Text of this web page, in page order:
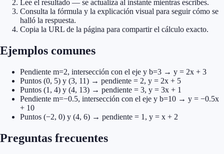
Lee el resultado — se actualiza al instante mientras escribes.
Consulta la fórmula y la explicación visual para seguir cómo se
halló la respuesta.
Copia la URL de la página para compartir el cálculo exacto.
Ejemplos comunes
Pendiente m=2, intersección con el eje y b=3 → y = 2x + 3
Puntos (0, 5) y (3, 11) → pendiente = 2, y = 2x + 5
Puntos (1, 4) y (4, 13) → pendiente = 3, y = 3x + 1
Pendiente m=−0.5, intersección con el eje y b=10 → y = −0.5x
+ 10
Puntos (−2, 0) y (4, 6) → pendiente = 1, y = x + 2
Preguntas frecuentes